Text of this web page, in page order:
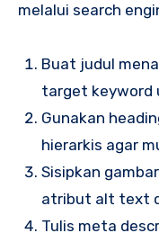
melalui search
Buat judul
target keyword
Gunakan
hierarkis agar
Sisipkan
atribut alt text
Tulis meta